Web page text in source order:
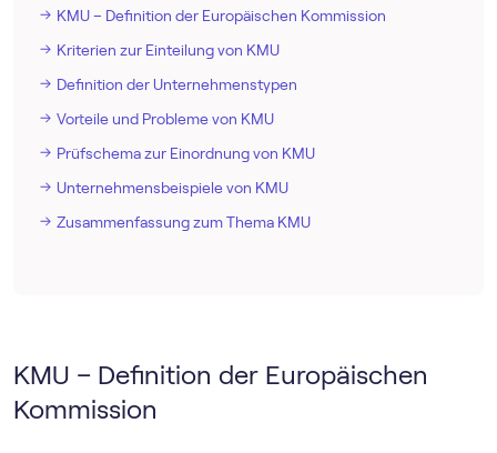
KMU – Definition der Europäischen Kommission
Kriterien zur Einteilung von KMU
Definition der Unternehmenstypen
Vorteile und Probleme von KMU
Prüfschema zur Einordnung von KMU
Unternehmensbeispiele von KMU
Zusammenfassung zum Thema KMU
KMU – Definition der Europäischen
Kommission